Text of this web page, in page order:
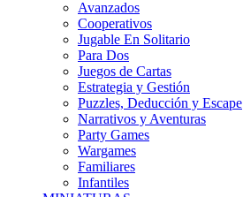
Avanzados
Cooperativos
Jugable En Solitario
Para Dos
Juegos de Cartas
Estrategia y Gestión
Puzzles, Deducción y Escape
Narrativos y Aventuras
Party Games
Wargames
Familiares
Infantiles